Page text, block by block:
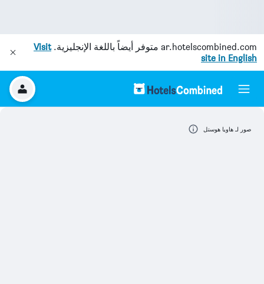
ar.hotelscombined.com متوفر أيضاً باللغة الإنجليزية.Visit
site in English
صور لـ هاويا هوستل